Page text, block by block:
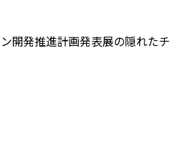
開発推進計画発表展の隠れたチ